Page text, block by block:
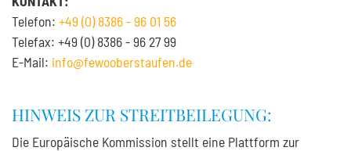
Telefon: +49 (0) 8386 - 96 01 56
Telefax: +49 (0) 8386 - 96 27 99
E-Mail: info@fewooberstaufen.de
HINWEIS ZUR STREITBEILEGUNG:
Die Europäische Kommission stellt eine Plattform zur